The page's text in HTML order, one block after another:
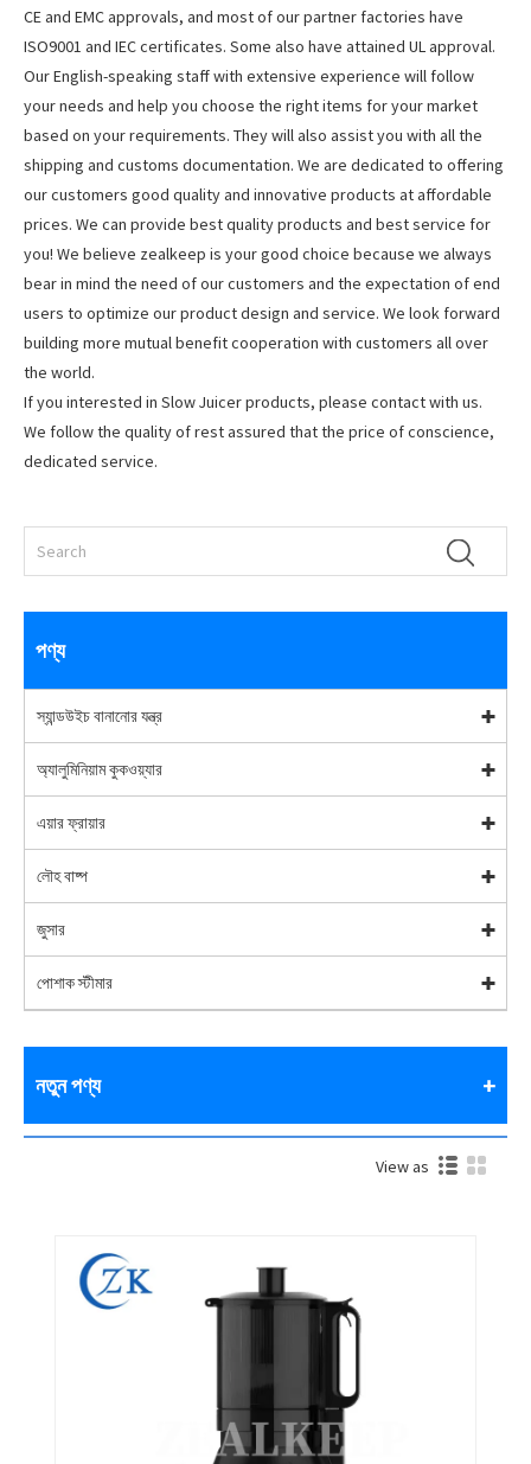
CE and EMC approvals, and most of our partner factories have
ISO9001 and IEC certificates. Some also have attained UL approval.
Our English-speaking staff with extensive experience will follow
your needs and help you choose the right items for your market
based on your requirements. They will also assist you with all the
shipping and customs documentation. We are dedicated to offering
our customers good quality and innovative products at affordable
prices. We can provide best quality products and best service for
you! We believe zealkeep is your good choice because we always
bear in mind the need of our customers and the expectation of end
users to optimize our product design and service. We look forward
building more mutual benefit cooperation with customers all over
the world.
If you interested in Slow Juicer products, please contact with us.
We follow the quality of rest assured that the price of conscience,
dedicated service.
পণ্য
স্যান্ডউইচ বানানোর যন্ত্র
অ্যালুমিনিয়াম কুকওয়্যার
এয়ার ফ্রায়ার
লৌহ বাষ্প
জুসার
পোশাক স্টীমার
নতুন পণ্য
View as